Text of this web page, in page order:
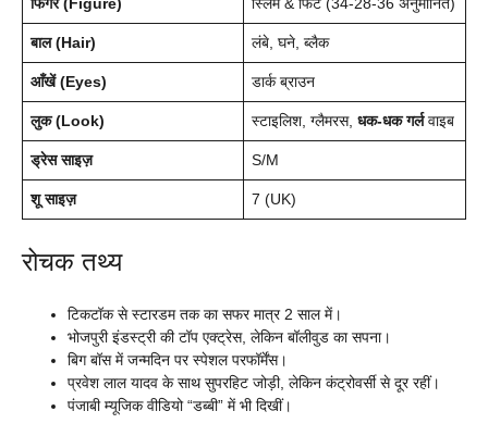
बाल (Hair) लंबे, घने, ब्लैक
आँखें (Eyes) डार्क ब्राउन
लुक (Look) स्टाइलिश, ग्लैमरस, धक-धक गर्लवाइब
ड्रेस साइज़ S/M
शू साइज़ 7 (UK)
रोचक तथ्य
टिकटॉक से स्टारडम तक का सफर मात्र 2 साल में।
भोजपुरी इंडस्ट्री की टॉप एक्ट्रेस, लेकिन बॉलीवुड का सपना।
बिग बॉस में जन्मदिन पर स्पेशल परफॉर्मेंस।
प्रवेश लाल यादव के साथ सुपरहिट जोड़ी, लेकिन कंट्रोवर्सी से दूर रहीं।
पंजाबी म्यूजिक वीडियो “डब्बी” में भी दिखीं।